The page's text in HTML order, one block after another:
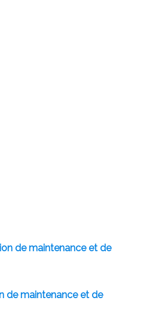
de maintenance et de
de maintenance et de